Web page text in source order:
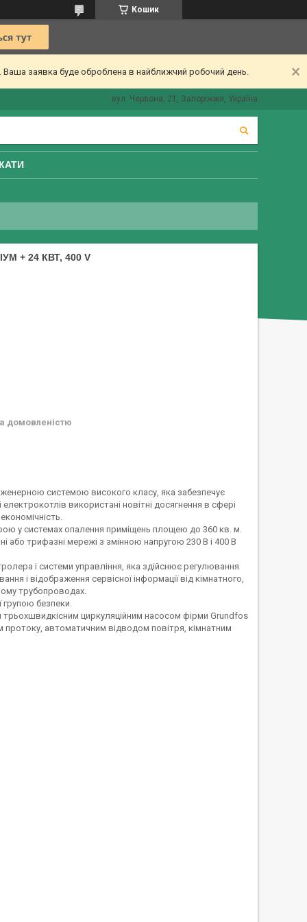
Кошик
Ваша заявка буде оброблена в найближчий робочий день.
вул. Червона, 21, Запоріжжя, Україна
+ 24 КВТ, 400 V
домовленістю
системою високого класу, яка забезпечує
використані новітні досягнення в сфері
у системах опалення приміщень площею до 360 кв. м.
або трифазні мережі з змінною напругою 230 В і 400 В
і системи управління, яка здійснює регулювання
і відображення сервісної інформації від кімнатного,
трубопроводах.
групою безпеки.
циркуляційним насосом фірми Grundfos
автоматичним відводом повітря, кімнатним